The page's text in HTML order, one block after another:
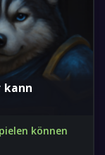
kann
können